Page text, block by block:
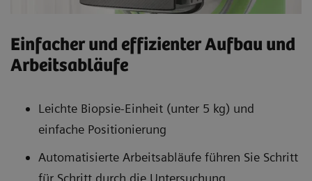
Einfacher und effizienter Aufbau und
Arbeitsabläufe
Leichte Biopsie-Einheit (unter 5 kg) und
einfache Positionierung
Automatisierte Arbeitsabläufe führen Sie Schritt
für Schritt durch die Untersuchung